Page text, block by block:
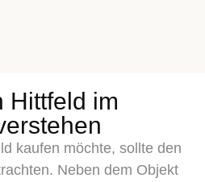
Hittfeld im
kaufen möchte, sollte den
Neben dem Objekt